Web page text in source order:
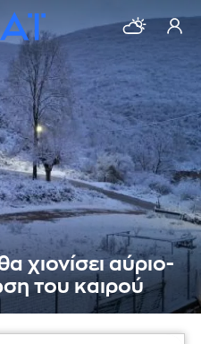
χιονίσει αύριο-
του καιρού